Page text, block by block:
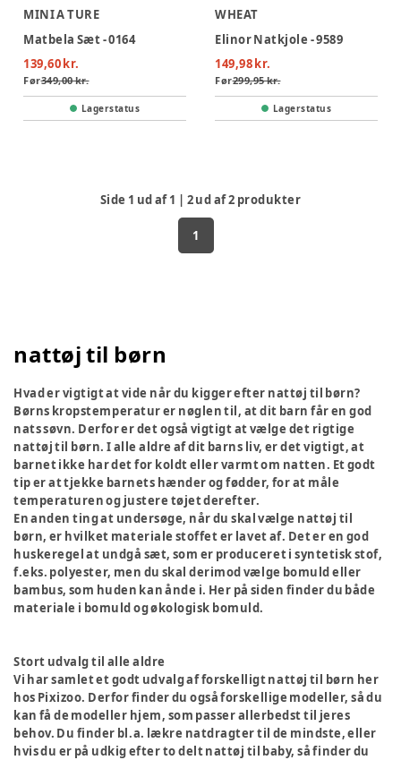
MINI A TURE
Matbela Sæt - 0164
139,60 kr.
Før349,00 kr.
Lagerstatus
WHEAT
Elinor Natkjole - 9589
149,98 kr.
Før299,95 kr.
Lagerstatus
Side 1 ud af1 | 2ud af2 produkter
1
nattøj til børn
Hvad er vigtigt at vide når du kigger efter nattøj til børn?
Børns kropstemperatur er nøglen til, at dit barn får en god
nats søvn. Derfor er det også vigtigt at vælge det rigtige
nattøj til børn. I alle aldre af dit barns liv, er det vigtigt, at
barnet ikke har det for koldt eller varmt om natten. Et godt
tip er at tjekke barnets hænder og fødder, for at måle
temperaturen og justere tøjet derefter.
En anden ting at undersøge, når du skal vælge nattøj til
børn, er hvilket materiale stoffet er lavet af. Det er en god
huskeregel at undgå sæt, som er produceret i syntetisk stof,
f.eks. polyester, men du skal derimod vælge bomuld eller
bambus, som huden kan ånde i. Her på siden finder du både
materiale i bomuld og økologisk bomuld.
Stort udvalg til alle aldre
Vi har samlet et godt udvalg af forskelligt nattøj til børn her
hos Pixizoo. Derfor finder du også forskellige modeller, så du
kan få de modeller hjem, som passer allerbedst til jeres
behov. Du finder bl.a. lækre natdragter til de mindste, eller
hvis du er på udkig efter to delt nattøj til baby, så finder du